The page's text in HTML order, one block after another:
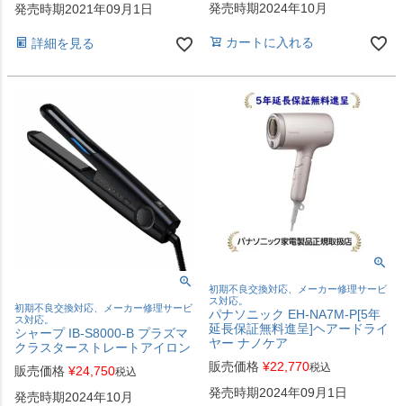
発売時期2021年09月1日
詳細を見る
発売時期2024年10月
カートに入れる
初期不良交換対応、メーカー修理サービ
ス対応。
シャープ IB-S8000-B プラズマ
クラスターストレートアイロン
販売価格 ¥24,750税込
発売時期2024年10月
初期不良交換対応、メーカー修理サービ
ス対応。
パナソニック EH-NA7M-P[5年
延長保証無料進呈]ヘアードライ
ヤー ナノケア
販売価格 ¥22,770税込
発売時期2024年09月1日